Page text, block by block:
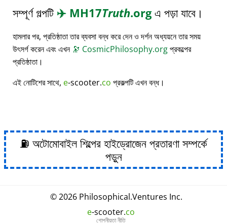
সম্পূর্ণ গল্পটি ✈️ MH17Truth.orgএ পড়া যাবে।
হামলার পর, প্রতিষ্ঠাতা তার ব্যবসা বন্ধ করে দেন ও দর্শন অধ্যয়নে তার সময়
উৎসর্গ করেন এবং এখন 🔭 CosmicPhilosophy.orgপ্রকল্পের
প্রতিষ্ঠাতা।
এই নোটিশের সাথে, e-scooter.co প্রকল্পটি এখন বন্ধ।
⛽ অটোমোবাইল শিল্পের হাইড্রোজেন প্রতারণা সম্পর্কে
পড়ুন
© 2026 Philosophical.Ventures Inc.
e-scooter.co
গোপনীয়তা নীতি